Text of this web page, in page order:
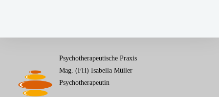
Psychotherapeutische Praxis
Mag. (FH) Isabella Müller
Psychotherapeutin